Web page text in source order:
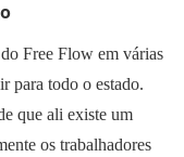
Free Flow em várias
para todo o estado.
que ali existe um
os trabalhadores